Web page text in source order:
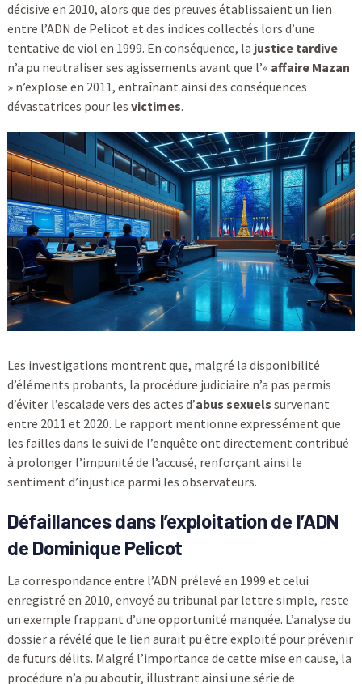
décisive en 2010, alors que des preuves établissaient un lien
entre l’ADN de Pelicot et des indices collectés lors d’une
tentative de viol en 1999. En conséquence, la justice tardive
n’a pu neutraliser ses agissements avant que l’« affaire Mazan
» n’explose en 2011, entraînant ainsi des conséquences
dévastatrices pour les victimes.
Les investigations montrent que, malgré la disponibilité
d’éléments probants, la procédure judiciaire n’a pas permis
d’éviter l’escalade vers des actes d’abus sexuels survenant
entre 2011 et 2020. Le rapport mentionne expressément que
les failles dans le suivi de l’enquête ont directement contribué
à prolonger l’impunité de l’accusé, renforçant ainsi le
sentiment d’injustice parmi les observateurs.
Défaillances dans l’exploitation de l’ADN
de Dominique Pelicot
La correspondance entre l’ADN prélevé en 1999 et celui
enregistré en 2010, envoyé au tribunal par lettre simple, reste
un exemple frappant d’une opportunité manquée. L’analyse du
dossier a révélé que le lien aurait pu être exploité pour prévenir
de futurs délits. Malgré l’importance de cette mise en cause, la
procédure n’a pu aboutir, illustrant ainsi une série de